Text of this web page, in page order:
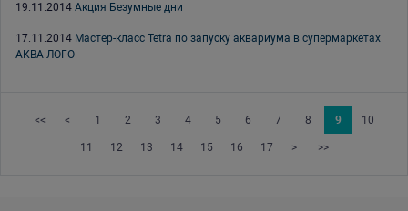
19.11.2014 Акция Безумные дни
17.11.2014 Мастер-класс Tetra по запуску аквариума в супермаркетах
АКВА ЛОГО
<< < 1 2 3 4 5 6 7 8 9 10
11 12 13 14 15 16 17 > >>